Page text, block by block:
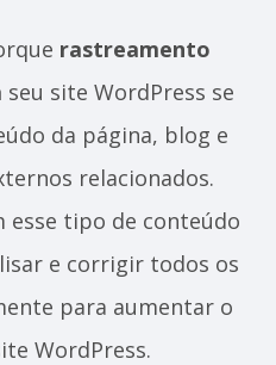
rastreamento
seu site WordPress se
da página, blog e
relacionados.
esse tipo de conteúdo
e corrigir todos os
para aumentar o
WordPress.